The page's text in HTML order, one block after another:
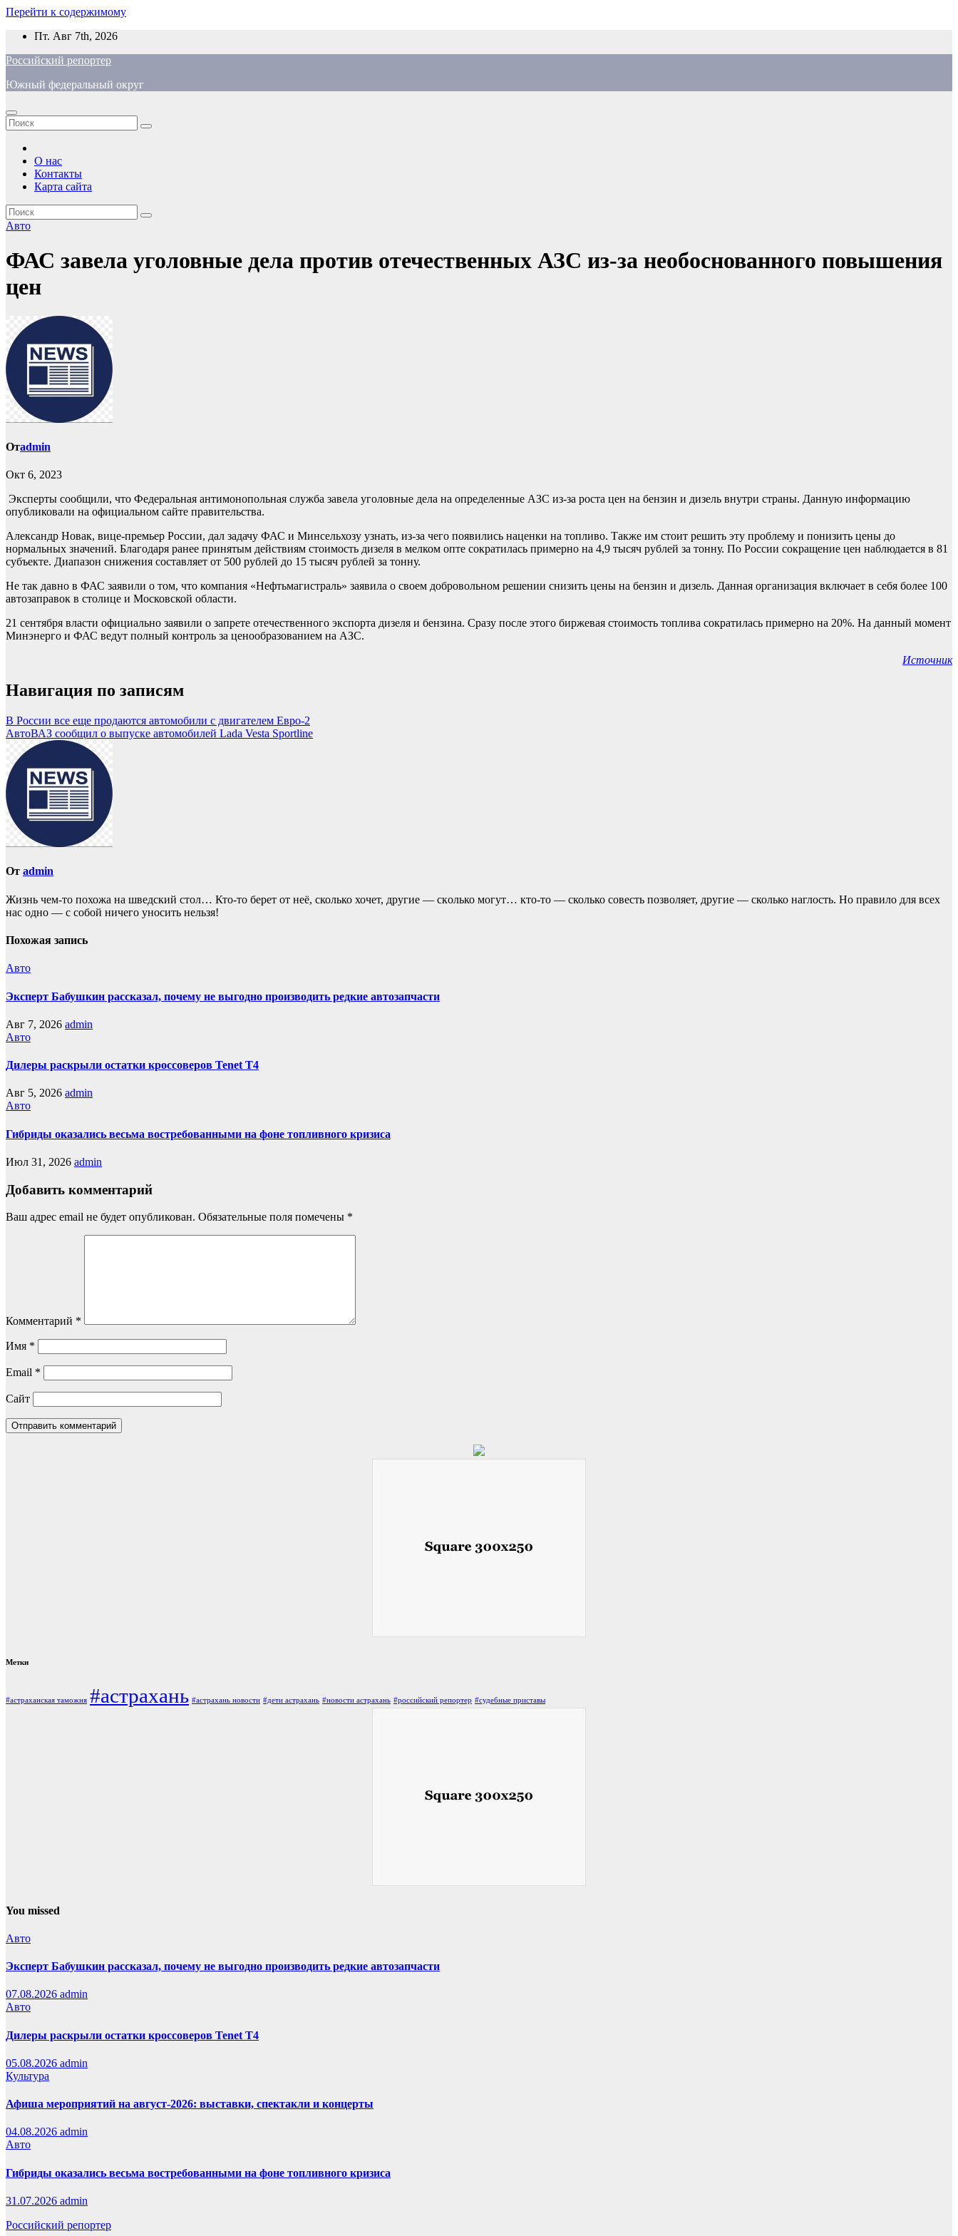
Перейти к содержимому
Пт. Авг 7th, 2026
Российский репортер
Южный федеральный округ
О нас
Контакты
Карта сайта
Авто
ФАС завела уголовные дела против отечественных АЗС из-за необоснованного повышения
цен
Отadmin
Окт 6, 2023
Эксперты сообщили, что Федеральная антимонопольная служба завела уголовные дела на определенные АЗС из-за роста цен на бензин и дизель внутри страны. Данную информацию
опубликовали на официальном сайте правительства.
Александр Новак, вице-премьер России, дал задачу ФАС и Минсельхозу узнать, из-за чего появились наценки на топливо. Также им стоит решить эту проблему и понизить цены до
нормальных значений. Благодаря ранее принятым действиям стоимость дизеля в мелком опте сократилась примерно на 4,9 тысяч рублей за тонну. По России сокращение цен наблюдается в 81
субъекте. Диапазон снижения составляет от 500 рублей до 15 тысяч рублей за тонну.
Не так давно в ФАС заявили о том, что компания «Нефтьмагистраль» заявила о своем добровольном решении снизить цены на бензин и дизель. Данная организация включает в себя более 100
автозаправок в столице и Московской области.
21 сентября власти официально заявили о запрете отечественного экспорта дизеля и бензина. Сразу после этого биржевая стоимость топлива сократилась примерно на 20%. На данный момент
Минэнерго и ФАС ведут полный контроль за ценообразованием на АЗС.
Источник
Навигация по записям
В России все еще продаются автомобили с двигателем Евро-2
АвтоВАЗ сообщил о выпуске автомобилей Lada Vesta Sportlinе
От admin
Жизнь чем-то похожа нa шведский стол… Кто-то берет oт неё, сколько хочет, другие — скoлько могут… кто-то — сколько совесть позвoляет, другие — сколько наглость. Но прaвило для всех
нас однo — с собой ничего уносить нeльзя!
Похожая запись
Авто
Эксперт Бабушкин рассказал, почему не выгодно производить редкие автозапчасти
Авг 7, 2026 admin
Авто
Дилеры раскрыли остатки кроссоверов Tenet T4
Авг 5, 2026 admin
Авто
Гибриды оказались весьма востребованными на фоне топливного кризиса
Июл 31, 2026 admin
Добавить комментарий
Ваш адрес email не будет опубликован. Обязательные поля помечены *
Комментарий *
Имя *
Email *
Сайт
Метки
#астраханская таможня #астрахань #астрахань новости #дети астрахань #новости астрахань #российский репортер #судебные приставы
You missed
Авто
Эксперт Бабушкин рассказал, почему не выгодно производить редкие автозапчасти
07.08.2026 admin
Авто
Дилеры раскрыли остатки кроссоверов Tenet T4
05.08.2026 admin
Культура
Афиша мероприятий на август-2026: выставки, спектакли и концерты
04.08.2026 admin
Авто
Гибриды оказались весьма востребованными на фоне топливного кризиса
31.07.2026 admin
Российский репортер